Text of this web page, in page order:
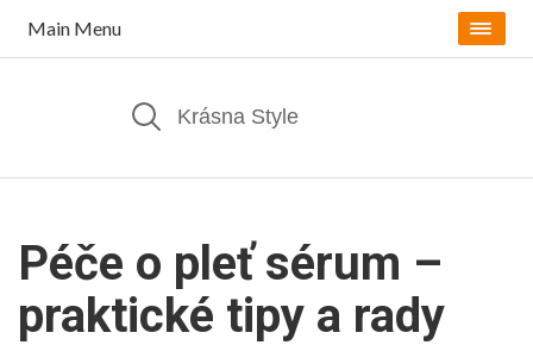
Main Menu
Péče o pleť sérum –
praktické tipy a rady